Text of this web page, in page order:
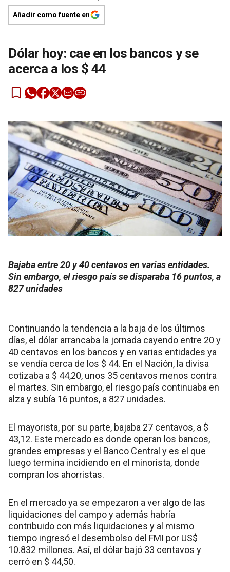
Añadir como fuente en
Dólar hoy: cae en los bancos y se
acerca a los $ 44
Bajaba entre 20 y 40 centavos en varias entidades.
Sin embargo, el riesgo país se disparaba 16 puntos, a
827 unidades
Continuando la tendencia a la baja de los últimos
días, el dólar arrancaba la jornada cayendo entre 20 y
40 centavos en los bancos y en varias entidades ya
se vendía cerca de los $ 44. En el Nación, la divisa
cotizaba a $ 44,20, unos 35 centavos menos contra
el martes. Sin embargo, el riesgo país continuaba en
alza y subía 16 puntos, a 827 unidades.
El mayorista, por su parte, bajaba 27 centavos, a $
43,12. Este mercado es donde operan los bancos,
grandes empresas y el Banco Central y es el que
luego termina incidiendo en el minorista, donde
compran los ahorristas.
En el mercado ya se empezaron a ver algo de las
liquidaciones del campo y además habría
contribuido con más liquidaciones y al mismo
tiempo ingresó el desembolso del FMI por US$
10.832 millones. Así, el dólar bajó 33 centavos y
cerró en $ 44,50.